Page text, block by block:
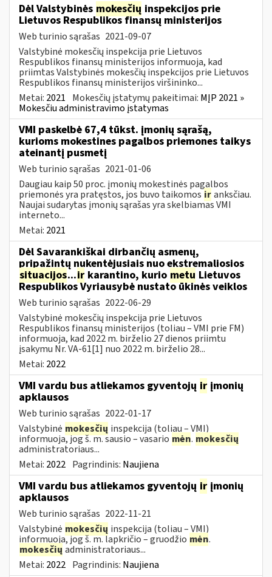
Dėl Valstybinės mokesčių inspekcijos prie
Lietuvos Respublikos finansų ministerijos
Web turinio sąrašas 2021-09-07
Valstybinė mokesčių inspekcija prie Lietuvos
Respublikos finansų ministerijos informuoja, kad
priimtas Valstybinės mokesčių inspekcijos prie Lietuvos
Respublikos finansų ministerijos viršininko...
Metai: 2021 Mokesčių įstatymų pakeitimai: MĮP 2021 »
Mokesčiu administravimo įstatymas
VMI paskelbė 67,4 tūkst. įmonių sąrašą,
kurioms mokestines pagalbos priemones taikys
ateinantį pusmetį
Web turinio sąrašas 2021-01-06
Daugiau kaip 50 proc. įmonių mokestinės pagalbos
priemonės yra pratęstos, jos buvo taikomos iranksčiau.
Naujai sudarytas įmonių sąrašas yra skelbiamas VMI
interneto...
Metai: 2021
Dėl Savarankiškai dirbančių asmenų,
pripažintų nukentėjusiais nuo ekstremaliosios
situacijos...ir karantino, kurio metu Lietuvos
Respublikos Vyriausybė nustato ūkinės veiklos
Web turinio sąrašas 2022-06-29
Valstybinė mokesčių inspekcija prie Lietuvos
Respublikos finansų ministerijos (toliau – VMI prie FM)
informuoja, kad 2022 m. birželio 27 dienos priimtu
įsakymu Nr. VA-61[1] nuo 2022 m. birželio 28...
Metai: 2022
VMI vardu bus atliekamos gyventojų ir įmonių
apklausos
Web turinio sąrašas 2022-01-17
Valstybinė mokesčių inspekcija (toliau – VMI)
informuoja, jog š. m. sausio – vasario mėn. mokesčių
administratoriaus...
Metai: 2022 Pagrindinis: Naujiena
VMI vardu bus atliekamos gyventojų ir įmonių
apklausos
Web turinio sąrašas 2022-11-21
Valstybinė mokesčių inspekcija (toliau – VMI)
informuoja, jog š. m. lapkričio – gruodžio mėn.
mokesčių administratoriaus...
Metai: 2022 Pagrindinis: Naujiena